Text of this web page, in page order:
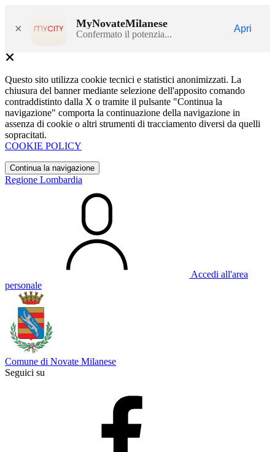
× MyNovateMilanese
Confermato il potenzia...
Apri
Questo sito utilizza cookie tecnici e statistici anonimizzati. La
chiusura del banner mediante selezione dell'apposito comando
contraddistinto dalla X o tramite il pulsante "Continua la
navigazione" comporta la continuazione della navigazione in
assenza di cookie o altri strumenti di tracciamento diversi da quelli
sopracitati.
COOKIE POLICY
Continua la navigazione
Regione Lombardia
Accedi all'area
personale
Comune di Novate Milanese
Seguici su